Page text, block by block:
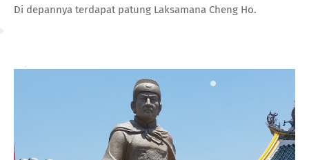
Di depannya terdapat patung Laksamana Cheng Ho.